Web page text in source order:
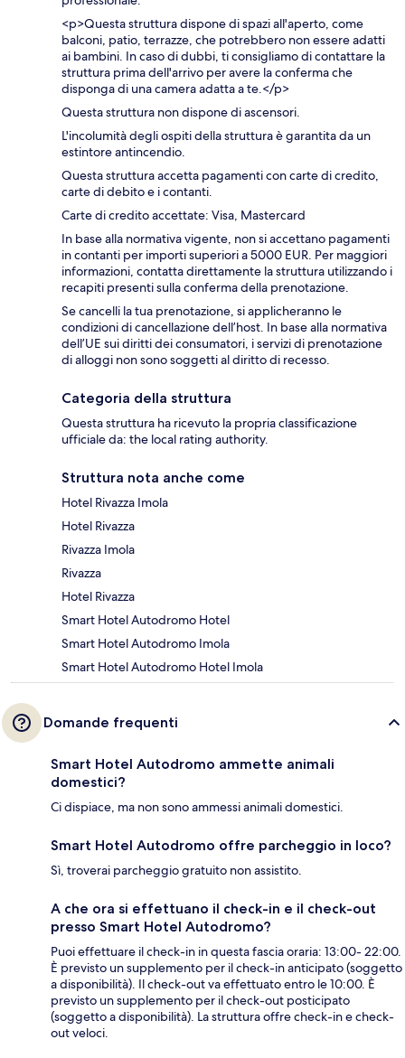
<p>Questa struttura dispone di spazi all'aperto, come
balconi, patio, terrazze, che potrebbero non essere adatti
ai bambini. In caso di dubbi, ti consigliamo di contattare la
struttura prima dell'arrivo per avere la conferma che
disponga di una camera adatta a te.</p>
Questa struttura non dispone di ascensori.
L'incolumità degli ospiti della struttura è garantita da un
estintore antincendio.
Questa struttura accetta pagamenti con carte di credito,
carte di debito e i contanti.
Carte di credito accettate: Visa, Mastercard
In base alla normativa vigente, non si accettano pagamenti
in contanti per importi superiori a 5000 EUR. Per maggiori
informazioni, contatta direttamente la struttura utilizzando i
recapiti presenti sulla conferma della prenotazione.
Se cancelli la tua prenotazione, si applicheranno le
condizioni di cancellazione dell’host. In base alla normativa
dell’UE sui diritti dei consumatori, i servizi di prenotazione
di alloggi non sono soggetti al diritto di recesso.
Categoria della struttura
Questa struttura ha ricevuto la propria classificazione
ufficiale da: the local rating authority.
Struttura nota anche come
Hotel Rivazza Imola
Hotel Rivazza
Rivazza Imola
Rivazza
Hotel Rivazza
Smart Hotel Autodromo Hotel
Smart Hotel Autodromo Imola
Smart Hotel Autodromo Hotel Imola
Domande frequenti
Smart Hotel Autodromo ammette animali
domestici?
Ci dispiace, ma non sono ammessi animali domestici.
Smart Hotel Autodromo offre parcheggio in loco?
Sì, troverai parcheggio gratuito non assistito.
A che ora si effettuano il check-in e il check-out
presso Smart Hotel Autodromo?
Puoi effettuare il check-in in questa fascia oraria: 13:00- 22:00.
È previsto un supplemento per il check-in anticipato (soggetto
a disponibilità). Il check-out va effettuato entro le 10:00. È
previsto un supplemento per il check-out posticipato
(soggetto a disponibilità). La struttura offre check-in e check-
out veloci.